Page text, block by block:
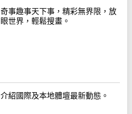
奇事趣事天下事，精彩無界限，放
眼世界，輕鬆搜畫。
介紹國際及本地體壇最新動態。